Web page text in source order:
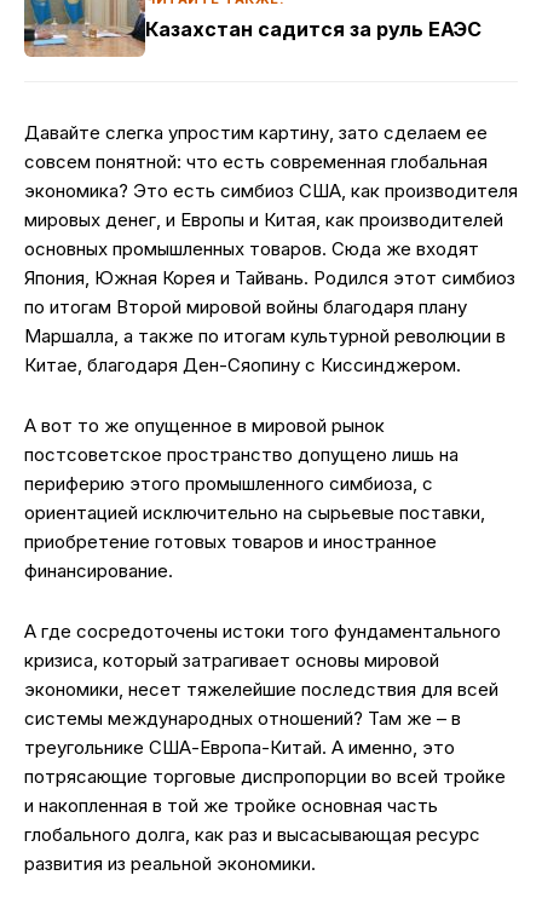
Казахстан садится за руль ЕАЭС
Давайте слегка упростим картину, зато сделаем ее
совсем понятной: что есть современная глобальная
экономика? Это есть симбиоз США, как производителя
мировых денег, и Европы и Китая, как производителей
основных промышленных товаров. Сюда же входят
Япония, Южная Корея и Тайвань. Родился этот симбиоз
по итогам Второй мировой войны благодаря плану
Маршалла, а также по итогам культурной революции в
Китае, благодаря Ден-Сяопину с Киссинджером.
А вот то же опущенное в мировой рынок
постсоветское пространство допущено лишь на
периферию этого промышленного симбиоза, с
ориентацией исключительно на сырьевые поставки,
приобретение готовых товаров и иностранное
финансирование.
А где сосредоточены истоки того фундаментального
кризиса, который затрагивает основы мировой
экономики, несет тяжелейшие последствия для всей
системы международных отношений? Там же – в
треугольнике США-Европа-Китай. А именно, это
потрясающие торговые диспропорции во всей тройке
и накопленная в той же тройке основная часть
глобального долга, как раз и высасывающая ресурс
развития из реальной экономики.